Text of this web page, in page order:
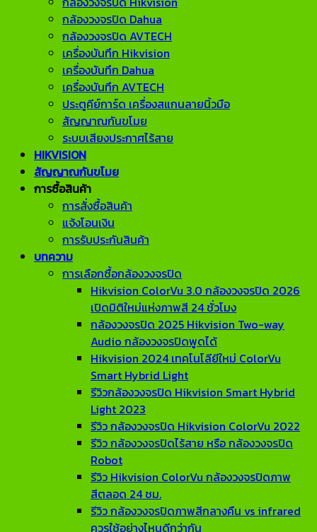
กล้องวงจรปิด Dahua
กล้องวงจรปิด AVTECH
เครื่องบันทึก Hikvision
เครื่องบันทึก Dahua
เครื่องบันทึก AVTECH
ประตูคีย์การ์ด เครื่องสแกนลายนิ้วมือ
สัญญาณกันขโมย
ระบบเสียงประกาศไร้สาย
HIKVISION
สัญญาณกันขโมย
การซื้อสินค้า
การสั่งซื้อสินค้า
แจ้งโอนเงิน
การรับประกันสินค้า
บทความ
การเลือกซื้อกล้องวงจรปิด
Hikvision ColorVu 3.0 กล้องวงจรปิด 2026
เปิดมิติใหม่แห่งภาพสี 24 ชั่วโมง
กล้องวงจรปิด 2025 Hikvision Two-way
Audio กล้องวงจรปิดพูดได้
Hikvision 2024 เทคโนโลียีใหม่ ColorVu
Smart Hybrid Light
รีวิวกล้องวงจรปิด Hikvision Smart Hybrid
Light 2023
รีวิว กล้องวงจรปิด Hikvision ColorVu 2022
รีวิว กล้องวงจรปิดไร้สาย หรือ กล้องวงจรปิด
Robot
รีวิว Hikvision ColorVu กล้องวงจรปิดภาพ
สีตลอด 24 ชม.
รีวิว กล้องวงจรปิดภาพสีกลางคืน vs infrared
ควรใช้อย่างไหนดีกว่ากัน